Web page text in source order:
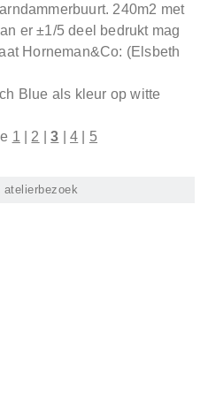
240m2 met
er ±1/5 deel bedrukt mag
Horneman&Co: (Elsbeth
Blue als kleur op witte
1 2 |3 |4 5